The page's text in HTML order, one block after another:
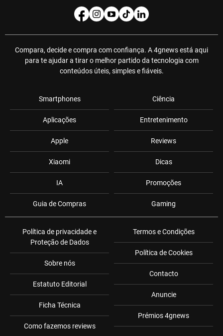
Compara, decide e compra com confiança. A 4gnews está aqui
para te ajudar a tirar o melhor partido da tecnologia com
conteúdos úteis, simples e fiáveis.
Smartphones
Aplicações
Apple
Xiaomi
IA
Guia de Compras
Ciência
Entretenimento
Reviews
Dicas
Promoções
Gaming
Política de privacidade e
Proteção de Dados
Sobre nós
Estatuto Editorial
Ficha Técnica
Como fazemos reviews
Termos e Condições
Política de Cookies
Contacto
Anuncie
Prémios 4gnews